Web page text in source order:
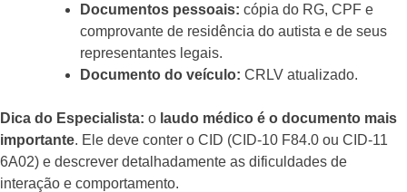
Documentos pessoais: cópia do RG, CPF e
comprovante de residência do autista e de seus
representantes legais.
Documento do veículo: CRLV atualizado.
Dica do Especialista: o laudo médico é o documento mais
importante. Ele deve conter o CID (CID-10 F84.0 ou CID-11
6A02) e descrever detalhadamente as dificuldades de
interação e comportamento.